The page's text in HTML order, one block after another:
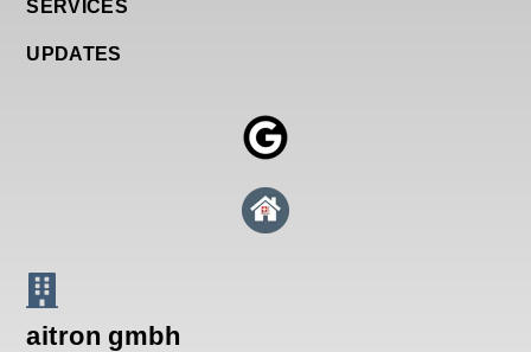
SERVICES
UPDATES
aitron gmbh